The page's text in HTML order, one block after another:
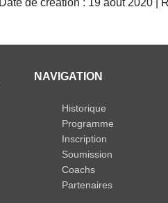
NAVIGATION
Historique
Programme
Inscription
Soumission
Coachs
Partenaires